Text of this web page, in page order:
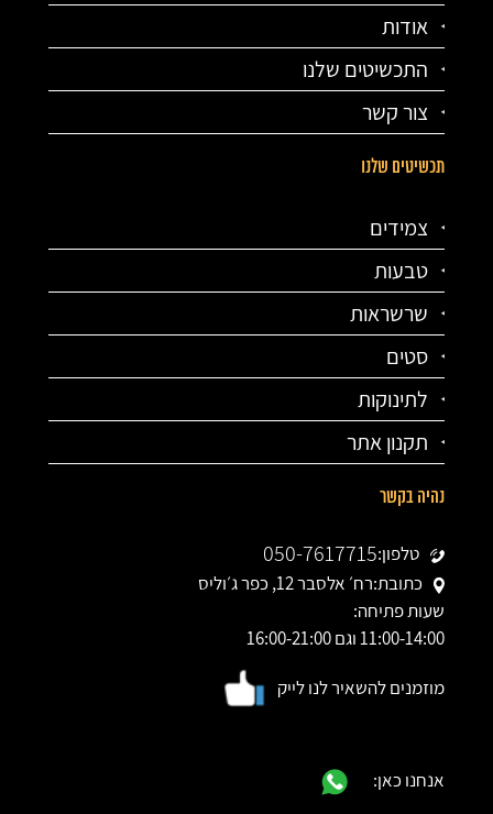
אודות
התכשיטים שלנו
צור קשר
תכשיטים שלנו
צמידים
טבעות
שרשראות
סטים
לתינוקות
תקנון אתר
נהיה בקשר
טלפון:050-7617715
כתובת:רח׳ אלסבר 12, כפר ג׳וליס
שעות פתיחה:
11:00-14:00 וגם 16:00-21:00
מוזמנים להשאיר לנו לייק
אנחנו כאן: